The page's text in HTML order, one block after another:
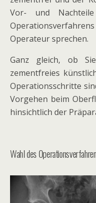
Vor- und
Operateur sprechen.
Ganz gleich, ob
zementfreies
Operationsschritte
Vorgehen beim
hinsichtlich der
Wahl des